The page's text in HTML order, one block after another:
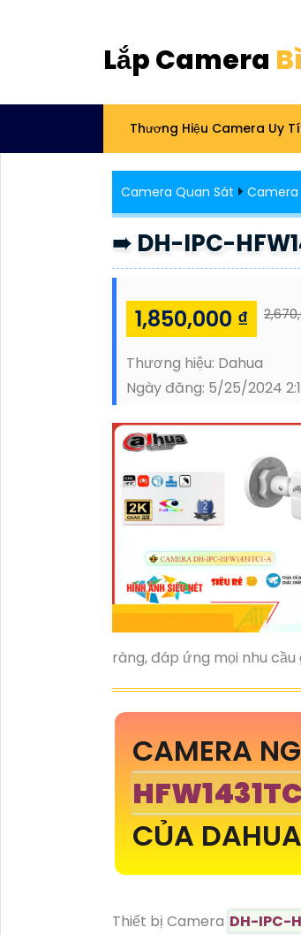
Lắp Camera
Thương Hiệu Camera Uy
Camera Quan Sát Camera
➠ DH-IPC-
1,850,000 ₫
Thương hiệu: Dahua
Ngày đăng: 5/25/2024
ràng, đáp ứng mọi nhu
CAMERA
CỦA DAHUA
Thiết bị Camera DH-IPC-